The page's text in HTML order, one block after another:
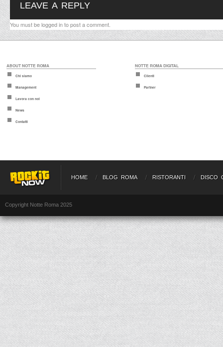
LEAVE A REPLY
You must belogged into post a comment.
ABOUT NOTTE ROMA
Chi siamo
Management
Lavora con noi
News
Contatti
NOTTE ROMA DIGITAL
Clienti
Partner
HOME BLOG ROMA RISTORANTI DISCO
Copyright Notte Roma 2025